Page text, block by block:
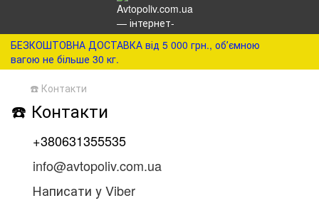
БЕЗКОШТОВНА ДОСТАВКА від 5 000 грн., обʼємною
вагою не більше 30 кг.
☎️ Контакти
☎️ Контакти
+380631355535
info@avtopoliv.com.ua
Написати у Viber